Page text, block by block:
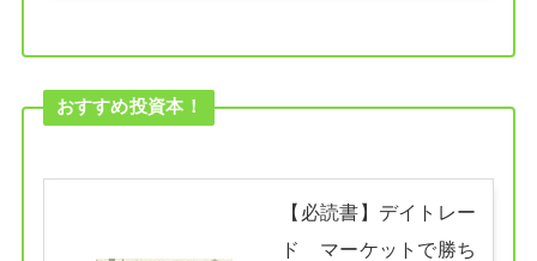
おすすめ投資本！
【必読書】デイトレー
ド マーケットで勝ち